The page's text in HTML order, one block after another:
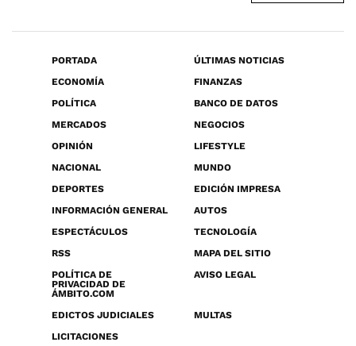
PORTADA
ÚLTIMAS NOTICIAS
ECONOMÍA
FINANZAS
POLÍTICA
BANCO DE DATOS
MERCADOS
NEGOCIOS
OPINIÓN
LIFESTYLE
NACIONAL
MUNDO
DEPORTES
EDICIÓN IMPRESA
INFORMACIÓN GENERAL
AUTOS
ESPECTÁCULOS
TECNOLOGÍA
RSS
MAPA DEL SITIO
POLÍTICA DE
PRIVACIDAD DE
ÁMBITO.COM
AVISO LEGAL
EDICTOS JUDICIALES
MULTAS
LICITACIONES